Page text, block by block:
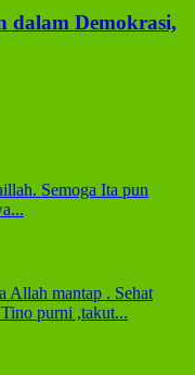
dalam Demokrasi,
Semoga Ita pun
mantap . Sehat
purni ,takut...